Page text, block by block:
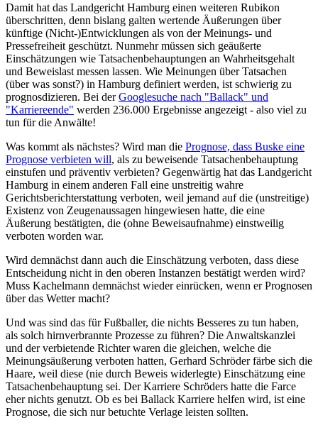
Damit hat das Landgericht Hamburg einen weiteren Rubikon
überschritten, denn bislang galten wertende Äußerungen über
künftige (Nicht-)Entwicklungen als von der Meinungs- und
Pressefreiheit geschützt. Nunmehr müssen sich geäußerte
Einschätzungen wie Tatsachenbehauptungen an Wahrheitsgehalt
und Beweislast messen lassen. Wie Meinungen über Tatsachen
(über was sonst?) in Hamburg definiert werden, ist schwierig zu
prognosdizieren. Bei derGooglesuche nach "Ballack" und
"Karriereende" werden 236.000 Ergebnisse angezeigt - also viel zu
tun für die Anwälte!
Was kommt als nächstes? Wird man die Prognose, dass Buske eine
Prognose verbieten will, als zu beweisende Tatsachenbehauptung
einstufen und präventiv verbieten? Gegenwärtig hat das Landgericht
Hamburg in einem anderen Fall eine unstreitig wahre
Gerichtsberichterstattung verboten, weil jemand auf die (unstreitige)
Existenz von Zeugenaussagen hingewiesen hatte, die eine
Äußerung bestätigten, die (ohne Beweisaufnahme) einstweilig
verboten worden war.
Wird demnächst dann auch die Einschätzung verboten, dass diese
Entscheidung nicht in den oberen Instanzen bestätigt werden wird?
Muss Kachelmann demnächst wieder einrücken, wenn er Prognosen
über das Wetter macht?
Und was sind das für Fußballer, die nichts Besseres zu tun haben,
als solch hirnverbrannte Prozesse zu führen? Die Anwaltskanzlei
und der verbietende Richter waren die gleichen, welche die
Meinungsäußerung verboten hatten, Gerhard Schröder färbe sich die
Haare, weil diese (nie durch Beweis widerlegte) Einschätzung eine
Tatsachenbehauptung sei. Der Karriere Schröders hatte die Farce
eher nichts genutzt. Ob es bei Ballack Karriere helfen wird, ist eine
Prognose, die sich nur betuchte Verlage leisten sollten.